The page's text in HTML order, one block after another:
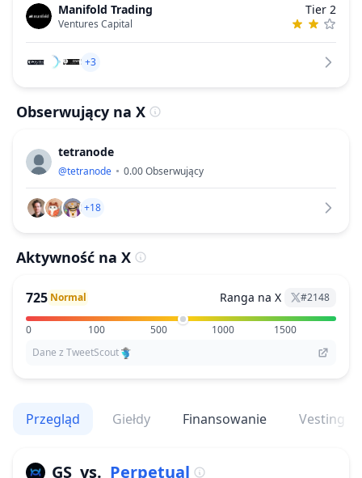
Manifold Trading
Ventures Capital
Tier 2
+3
Obserwujący na X
tetranode
@tetranode 0.00Obserwujący
+18
Aktywność na X
725 Normal Ranga na X #2148
0 100 500 1000
1500
Dane z TweetScout
Przegląd Giełdy Finansowanie Vesting
GS vs. Perpetual